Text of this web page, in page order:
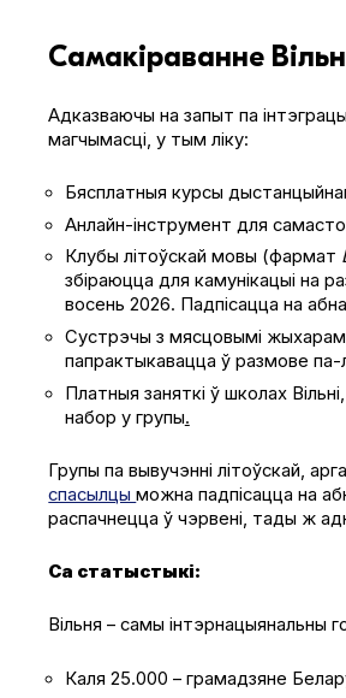
Самакіраванне
Адказваючы на запыт па
магчымасці, у тым ліку:
Бясплатныя курсы
Анлайн-інструмент для
Клубы літоўскай мовы (фармат
збіраюцца для камунікацыі на
восень 2026. Падпісацца на
Сустрэчы з мясцовымі
папрактыкавацца ў размове па-
Платныя заняткі ў школах
набор у групы.
Групы па вывучэнні літоўскай,
спасылцыможна падпісацца на
распачнецца ў чэрвені, тады ж
Са статыстыкі:
Вільня – самы інтэрнацыянальны
Каля 25.000 – грамадзяне